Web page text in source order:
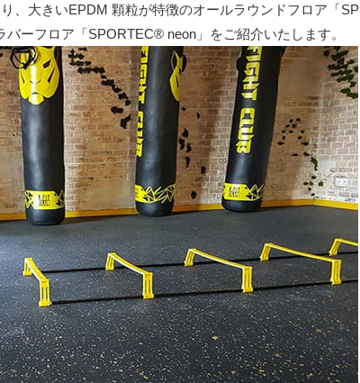
、大きいEPDM 顆粒が特徴のオールラウンドフロア「SP
ーフロア「SPORTEC® neon」をご紹介いたします。